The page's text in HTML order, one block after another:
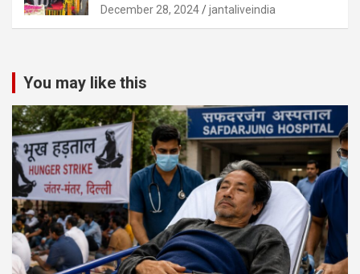
December 28, 2024 jantaliveindia
You may like this